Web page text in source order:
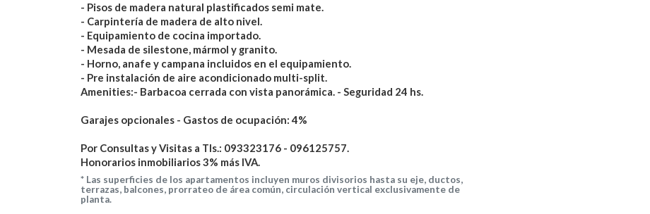
- Pisos de madera natural plastificados semi mate.
- Carpintería de madera de alto nivel.
- Equipamiento de cocina importado.
- Mesada de silestone, mármol y granito.
- Horno, anafe y campana incluidos en el equipamiento.
- Pre instalación de aire acondicionado multi-split.
Amenities:- Barbacoa cerrada con vista panorámica. - Seguridad 24 hs.
Garajes opcionales - Gastos de ocupación: 4%
Por Consultas y Visitas a Tls.: 093323176 - 096125757.
Honorarios inmobiliarios 3% más IVA.
* Las superficies de los apartamentos incluyen muros divisorios hasta su eje, ductos,
terrazas, balcones, prorrateo de área común, circulación vertical exclusivamente de
planta.